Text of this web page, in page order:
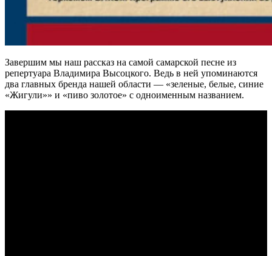
Завершим мы наш рассказ на самой самарской песне из
репертуара Владимира Высоцкого. Ведь в ней упоминаются
два главных бренда нашей области — «зеленые, белые, синие
«Жигули»» и «пиво золотое» с одноименным названием.